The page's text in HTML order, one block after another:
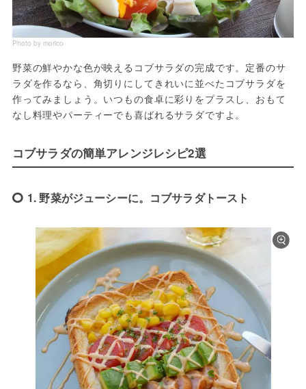
Photo by morico
野菜の鮮やかな色が映えるコブサラダの完成です。定番のサ
ラダを作るなら、角切りにしてきれいに並べたコブサラダを
作ってみましょう。いつもの食卓に彩りをプラスし、おもて
なし料理やパーティーでも喜ばれるサラダですよ。
コブサラダの簡単アレンジレシピ2選
1. 野菜がジューシーに。コブサラダトースト